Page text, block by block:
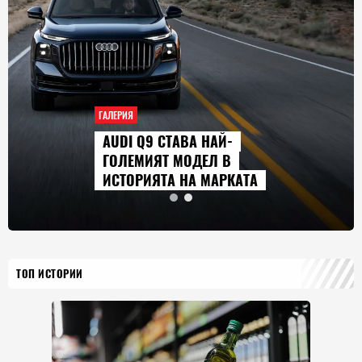
ГАЛЕРИЯ
AUDI Q9 СТАВА НАЙ-
ГОЛЕМИЯТ МОДЕЛ В
ИСТОРИЯТА НА МАРКАТА
ТОП ИСТОРИИ